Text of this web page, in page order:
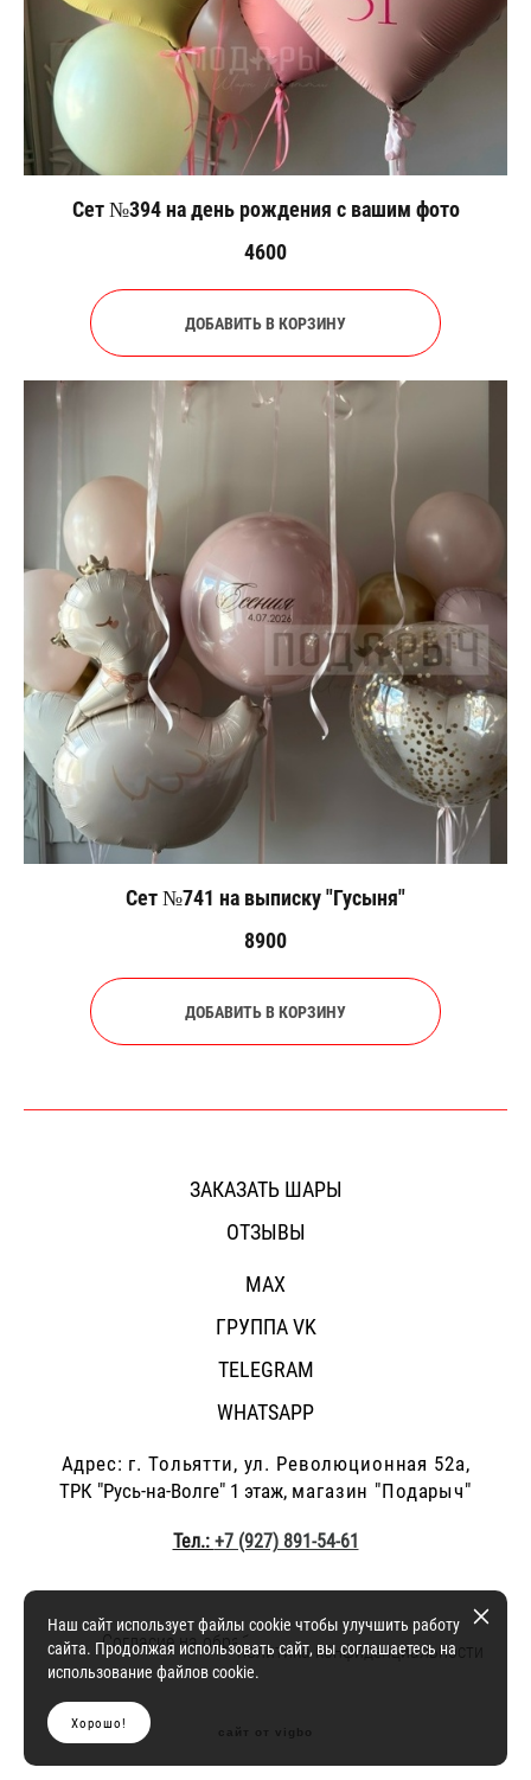
Сет №394 на день рождения с вашим фото
4600
ДОБАВИТЬ В КОРЗИНУ
Сет №741 на выписку "Гусыня"
8900
ДОБАВИТЬ В КОРЗИНУ
ЗАКАЗАТЬ ШАРЫ
ОТЗЫВЫ
MAX
ГРУППА VK
TELEGRAM
WHATSAPP
Адрес: г. Тольятти, ул. Революционная 52а,
ТРК "Русь-на-Волге" 1 этаж, магазин "Подарыч"
Тел.:+7 (927) 891-54-61
Согласие на обработку персональных данныхи
политика конфиденциальности
Наш сайт использует файлы cookie чтобы улучшить работу
сайта. Продолжая использовать сайт, вы соглашаетесь на
использование файлов cookie.
Хорошо!